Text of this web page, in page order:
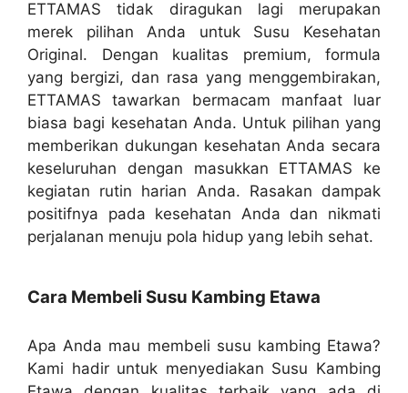
ETTAMAS tidak diragukan lagi merupakan
merek pilihan Anda untuk Susu Kesehatan
Original. Dengan kualitas premium, formula
yang bergizi, dan rasa yang menggembirakan,
ETTAMAS tawarkan bermacam manfaat luar
biasa bagi kesehatan Anda. Untuk pilihan yang
memberikan dukungan kesehatan Anda secara
keseluruhan dengan masukkan ETTAMAS ke
kegiatan rutin harian Anda. Rasakan dampak
positifnya pada kesehatan Anda dan nikmati
perjalanan menuju pola hidup yang lebih sehat.
Cara Membeli Susu Kambing Etawa
Apa Anda mau membeli susu kambing Etawa?
Kami hadir untuk menyediakan Susu Kambing